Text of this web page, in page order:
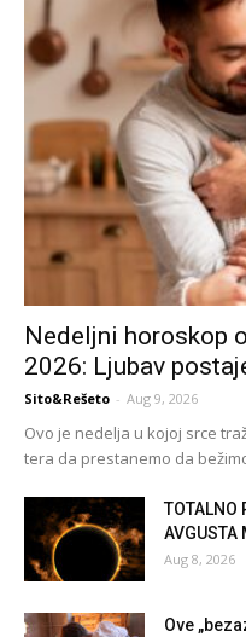
Nedeljni horoskop
2026: Ljubav
Sito&Rešeto - Aug 9, 2026
Ovo je nedelja u kojoj srce
tera da prestanemo da
TOTALNO
AVGUSTA
Aug 8, 2026
Ove